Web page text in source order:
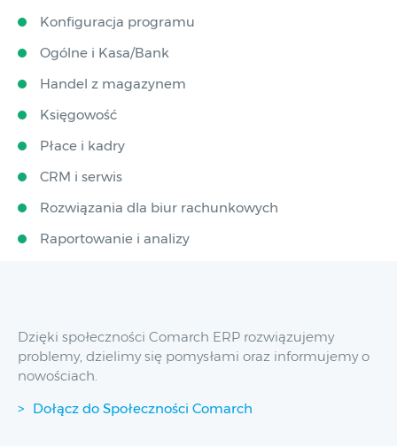
Konfiguracja programu
Ogólne i Kasa/Bank
Handel z magazynem
Księgowość
Płace i kadry
CRM i serwis
Rozwiązania dla biur rachunkowych
Raportowanie i analizy
Dzięki społeczności Comarch ERP rozwiązujemy
problemy, dzielimy się pomysłami oraz informujemy o
nowościach.
Dołącz do Społeczności Comarch